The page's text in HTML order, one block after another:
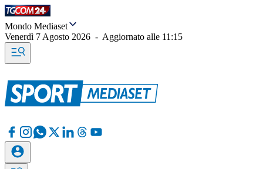
Mondo Mediaset
Venerdì 7 Agosto 2026 - Aggiornato alle 11:15